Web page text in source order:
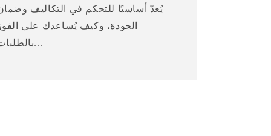
يُعدّ أساسيًا للتحكم في التكاليف
الجودة، وكيف يُساعدك على الفوز
بالطلبات...